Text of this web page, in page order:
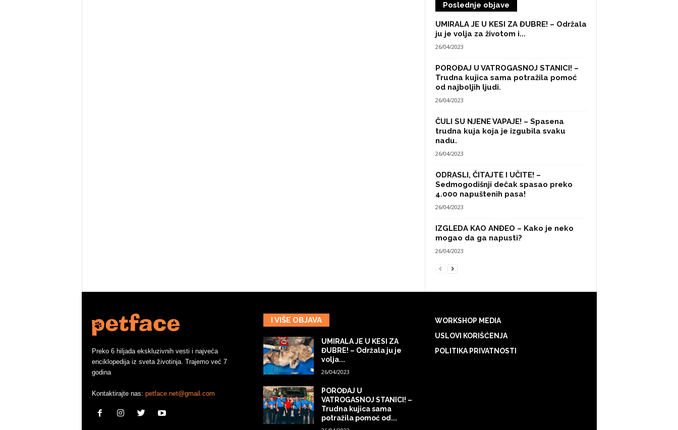
Poslednje objave
UMIRALA JE U KESI ZA ĐUBRE! – Održala
ju je volja za životom i...
26/04/2023
POROĐAJ U VATROGASNOJ STANICI! –
Trudna kujica sama potražila pomoć
od najboljih ljudi.
26/04/2023
ČULI SU NJENE VAPAJE! – Spasena
trudna kuja koja je izgubila svaku
nadu.
26/04/2023
ODRASLI, ČITAJTE I UČITE! –
Sedmogodišnji dečak spasao preko
4.000 napuštenih pasa!
26/04/2023
IZGLEDA KAO ANĐEO – Kako je neko
mogao da ga napusti?
26/04/2023
Preko 6 hiljada ekskluzivnih vesti i najveća
enciklopedija iz sveta životinja. Trajemo već 7
godina
Kontaktirajte nas: petface.net@gmail.com
I VIŠE OBJAVA
UMIRALA JE U KESI ZA
ĐUBRE! – Održala ju je
volja...
26/04/2023
POROĐAJ U
VATROGASNOJ STANICI! –
Trudna kujica sama
potražila pomoć od...
WORKSHOP MEDIA
USLOVI KORIŠĆENJA
POLITIKA PRIVATNOSTI